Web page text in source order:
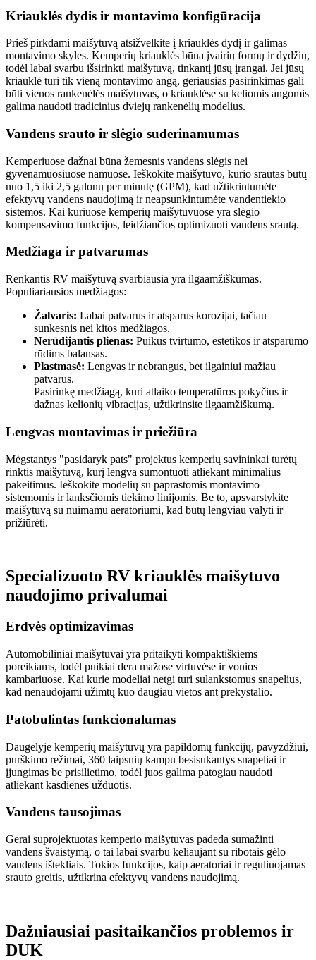
Kriauklės dydis ir montavimo konfigūracija
Prieš pirkdami maišytuvą atsižvelkite į kriauklės dydį ir galimas
montavimo skyles. Kemperių kriauklės būna įvairių formų ir dydžių,
todėl labai svarbu išsirinkti maišytuvą, tinkantį jūsų įrangai. Jei jūsų
kriauklė turi tik vieną montavimo angą, geriausias pasirinkimas gali
būti vienos rankenėlės maišytuvas, o kriauklėse su keliomis angomis
galima naudoti tradicinius dviejų rankenėlių modelius.
Vandens srauto ir slėgio suderinamumas
Kemperiuose dažnai būna žemesnis vandens slėgis nei
gyvenamuosiuose namuose. Ieškokite maišytuvo, kurio srautas būtų
nuo 1,5 iki 2,5 galonų per minutę (GPM), kad užtikrintumėte
efektyvų vandens naudojimą ir neapsunkintumėte vandentiekio
sistemos. Kai kuriuose kemperių maišytuvuose yra slėgio
kompensavimo funkcijos, leidžiančios optimizuoti vandens srautą.
Medžiaga ir patvarumas
Renkantis RV maišytuvą svarbiausia yra ilgaamžiškumas.
Populiariausios medžiagos:
Žalvaris: Labai patvarus ir atsparus korozijai, tačiau
sunkesnis nei kitos medžiagos.
Nerūdijantis plienas: Puikus tvirtumo, estetikos ir atsparumo
rūdims balansas.
Plastmasė: Lengvas ir nebrangus, bet ilgainiui mažiau
patvarus.
Pasirinkę medžiagą, kuri atlaiko temperatūros pokyčius ir
dažnas kelionių vibracijas, užtikrinsite ilgaamžiškumą.
Lengvas montavimas ir priežiūra
Mėgstantys "pasidaryk pats" projektus kemperių savininkai turėtų
rinktis maišytuvą, kurį lengva sumontuoti atliekant minimalius
pakeitimus. Ieškokite modelių su paprastomis montavimo
sistemomis ir lanksčiomis tiekimo linijomis. Be to, apsvarstykite
maišytuvą su nuimamu aeratoriumi, kad būtų lengviau valyti ir
prižiūrėti.
Specializuoto RV kriauklės maišytuvo
naudojimo privalumai
Erdvės optimizavimas
Automobiliniai maišytuvai yra pritaikyti kompaktiškiems
poreikiams, todėl puikiai dera mažose virtuvėse ir vonios
kambariuose. Kai kurie modeliai netgi turi sulankstomus snapelius,
kad nenaudojami užimtų kuo daugiau vietos ant prekystalio.
Patobulintas funkcionalumas
Daugelyje kemperių maišytuvų yra papildomų funkcijų, pavyzdžiui,
purškimo režimai, 360 laipsnių kampu besisukantys snapeliai ir
įjungimas be prisilietimo, todėl juos galima patogiau naudoti
atliekant kasdienes užduotis.
Vandens tausojimas
Gerai suprojektuotas kemperio maišytuvas padeda sumažinti
vandens švaistymą, o tai labai svarbu keliaujant su ribotais gėlo
vandens ištekliais. Tokios funkcijos, kaip aeratoriai ir reguliuojamas
srauto greitis, užtikrina efektyvų vandens naudojimą.
Dažniausiai pasitaikančios problemos ir
DUK